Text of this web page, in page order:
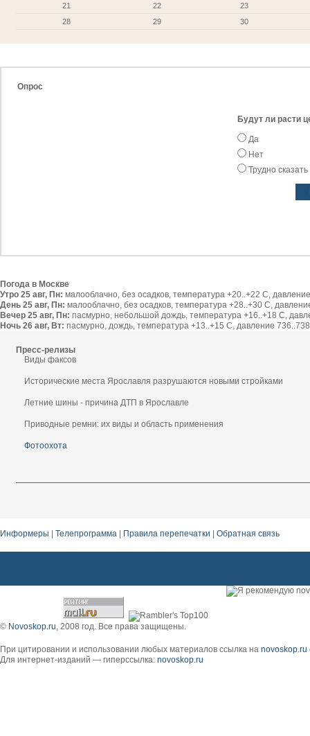
21
22
23
28
29 30
Опрос
Будут ли расти
Да
Нет
Трудно сказать
Погода в Москве
Утро 25 авг, Пн: малооблачно, без осадков, температура +20..+22 С,
День 25 авг, Пн: малооблачно, без осадков, температура +28..+30 С,
Вечер 25 авг, Пн: пасмурно, небольшой дождь, температура +16..+18 С,
Ночь 26 авг, Вт: пасмурно, дождь, температура +13..+15 С, давление
Пресс-релизы
Виды факсов
Исторические места Ярославля разрушаются новыми стройками
Летние шины - причина ДТП в Ярославле
Приводные ремни: их виды и область применения
Фотоохота
Информеры Телепрограмма Правила перепечатки Обратная связь
© Novoskop.ru, 2008 год. Все права защищены.
При цитировании и использовании любых материалов ссылка на novoskop.ru
Для интернет-изданий — гиперссылка: novoskop.ru